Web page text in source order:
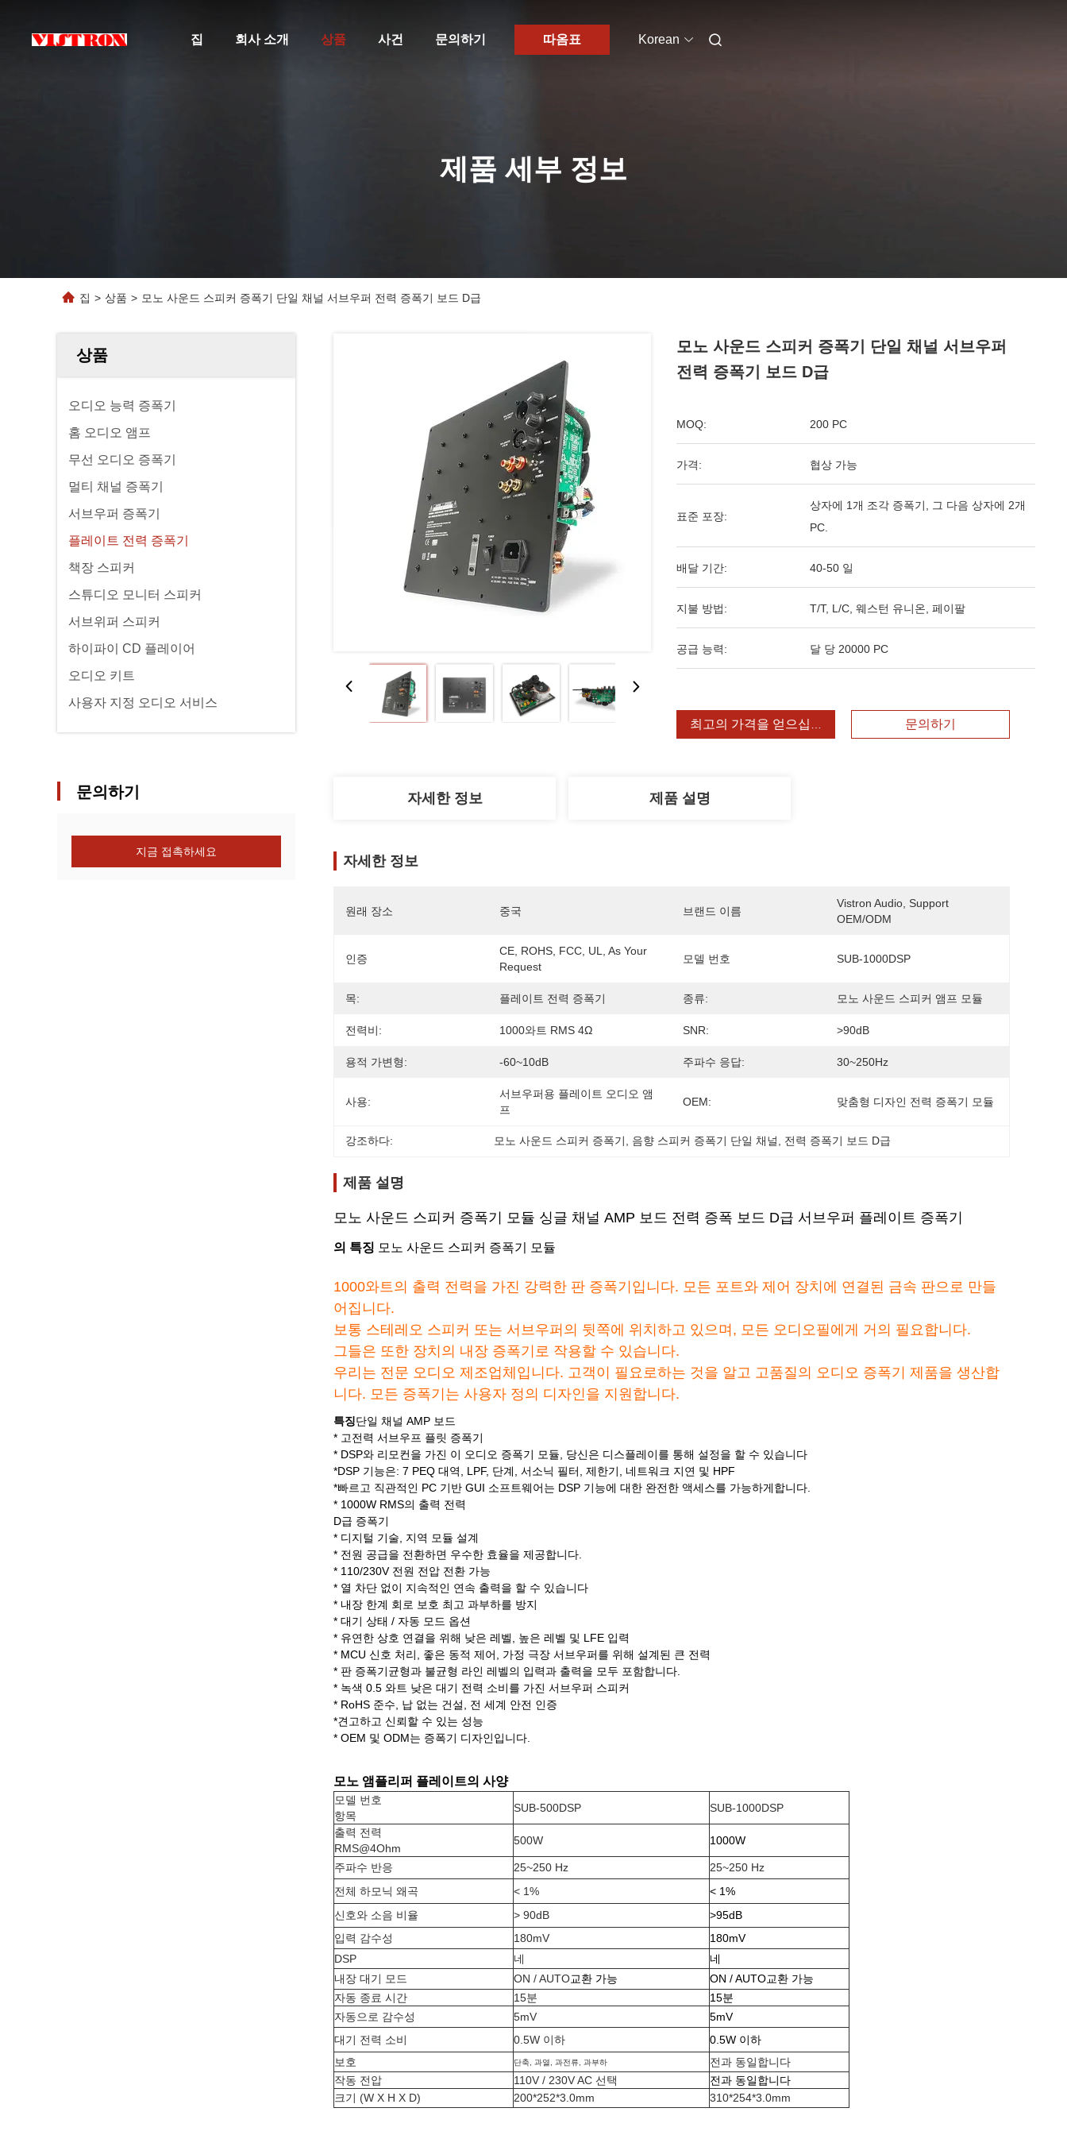
집 회사 소개 상품 사건 문의하기 따옴표 Korean
제품 세부 정보
집 > 상품 > 모노 사운드 스피커 증폭기 단일 채널 서브우퍼 전력 증폭기 보드 D급
상품
오디오 능력 증폭기
홈 오디오 앰프
무선 오디오 증폭기
멀티 채널 증폭기
서브우퍼 증폭기
플레이트 전력 증폭기
책장 스피커
스튜디오 모니터 스피커
서브위퍼 스피커
하이파이 CD 플레이어
오디오 키트
사용자 지정 오디오 서비스
문의하기
지금 접촉하세요
모노 사운드 스피커 증폭기 단일 채널 서브우퍼
전력 증폭기 보드 D급
MOQ: 200 PC
가격: 협상 가능
표준 포장:
상자에 1개 조각 증폭기, 그 다음 상자에 2개
PC.
배달 기간: 40-50 일
지불 방법: T/T, L/C, 웨스턴 유니온, 페이팔
공급 능력: 달 당 20000 PC
최고의 가격을 얻으십시오 문의하기
자세한 정보 제품 설명
자세한 정보
원래 장소 중국 브랜드 이름
Vistron Audio, Support
OEM/ODM
인증
CE, ROHS, FCC, UL, As Your
Request
모델 번호 SUB-1000DSP
목: 플레이트 전력 증폭기 종류: 모노 사운드 스피커 앰프 모듈
전력비: 1000와트 RMS 4Ω SNR: >90dB
용적 가변형: -60~10dB 주파수 응답: 30~250Hz
사용:
서브우퍼용 플레이트 오디오 앰
프
OEM: 맞춤형 디자인 전력 증폭기 모듈
강조하다: 모노 사운드 스피커 증폭기 음향 스피커 증폭기 단일 채널 전력 증폭기 보드 D급
제품 설명
모노 사운드 스피커 증폭기 모듈 싱글 채널 AMP 보드 전력 증폭 보드 D급 서브우퍼 플레이트 증폭기
의 특징 모노 사운드 스피커 증폭기 모듈
1000와트의 출력 전력을 가진 강력한 판 증폭기입니다. 모든 포트와 제어 장치에 연결된 금속 판으로 만들
어집니다.
보통 스테레오 스피커 또는 서브우퍼의 뒷쪽에 위치하고 있으며, 모든 오디오필에게 거의 필요합니다.
그들은 또한 장치의 내장 증폭기로 작용할 수 있습니다.
우리는 전문 오디오 제조업체입니다. 고객이 필요로하는 것을 알고 고품질의 오디오 증폭기 제품을 생산합
니다. 모든 증폭기는 사용자 정의 디자인을 지원합니다.
특징단일 채널 AMP 보드
* 고전력 서브우프 플릿 증폭기
* DSP와 리모컨을 가진 이 오디오 증폭기 모듈, 당신은 디스플레이를 통해 설정을 할 수 있습니다
*DSP 기능은: 7 PEQ 대역, LPF, 단계, 서소닉 필터, 제한기, 네트워크 지연 및 HPF
*빠르고 직관적인 PC 기반 GUI 소프트웨어는 DSP 기능에 대한 완전한 액세스를 가능하게합니다.
* 1000W RMS의 출력 전력
D급 증폭기
* 디지털 기술, 지역 모듈 설계
* 전원 공급을 전환하면 우수한 효율을 제공합니다.
* 110/230V 전원 전압 전환 가능
* 열 차단 없이 지속적인 연속 출력을 할 수 있습니다
* 내장 한계 회로 보호 최고 과부하를 방지
* 대기 상태 / 자동 모드 옵션
* 유연한 상호 연결을 위해 낮은 레벨, 높은 레벨 및 LFE 입력
* MCU 신호 처리, 좋은 동적 제어, 가정 극장 서브우퍼를 위해 설계된 큰 전력
* 판 증폭기균형과 불균형 라인 레벨의 입력과 출력을 모두 포함합니다.
* 녹색 0.5 와트 낮은 대기 전력 소비를 가진 서브우퍼 스피커
* RoHS 준수, 납 없는 건설, 전 세계 안전 인증
*견고하고 신뢰할 수 있는 성능
* OEM 및 ODM는 증폭기 디자인입니다.
모노 앰플리퍼 플레이트의 사양
모델 번호
항목
SUB-500DSP
SUB-1000DSP
출력 전력
RMS@4Ohm
500W 1000W
주파수 반응 25~250 Hz
25~250 Hz
전체 하모닉 왜곡
< 1%
< 1%
신호와 소음 비율
> 90dB >95dB
입력 감수성
180mV
180mV
DSP
네
네
내장 대기 모드
ON / AUTO교환 가능 ON / AUTO교환 가능
자동 종료 시간
15분
15분
자동으로 감수성
5mV
5mV
대기 전력 소비
0.5W 이하
0.5W 이하
보호
단축, 과열, 과전류, 과부하
전과 동일합니다
작동 전압
110V / 230V AC 선택
전과 동일합니다
크기 (W X H X D)
200*252*3.0mm 310*254*3.0mm